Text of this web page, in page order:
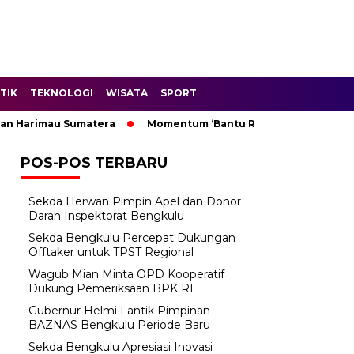
TEKNOLOGI WISATA SPORT
Momentum ‘Bantu Rakyat’: Wagub Mian Minta OPD
POS-POS TERBARU
Sekda Herwan Pimpin Apel dan Donor
Darah Inspektorat Bengkulu
Sekda Bengkulu Percepat Dukungan
Offtaker untuk TPST Regional
Wagub Mian Minta OPD Kooperatif
Dukung Pemeriksaan BPK RI
Gubernur Helmi Lantik Pimpinan
BAZNAS Bengkulu Periode Baru
Sekda Bengkulu Apresiasi Inovasi